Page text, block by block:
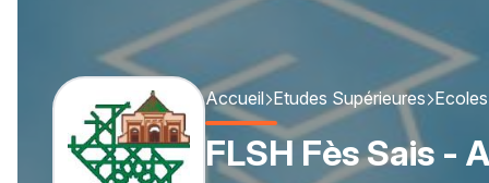
Accueil Etudes Supérieures Ecoles
FLSH Fès Sais -